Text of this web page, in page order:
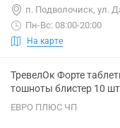
п. Подволочиск, ул.
Пн-Вс: 08:00-20:00
На карте
ТревелОк Форте
тошноты блистер 10
ЕВРО ПЛЮС ЧП